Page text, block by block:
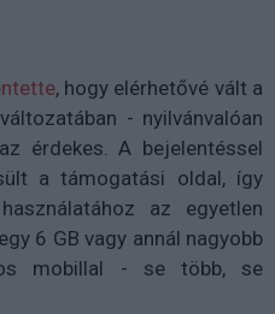
, hogy elérhetővé vált a
- nyilvánvalóan
érdekes. A bejelentéssel
a támogatási oldal, így
az egyetlen
6 GB vagy annál nagyobb
mobillal - se több, se